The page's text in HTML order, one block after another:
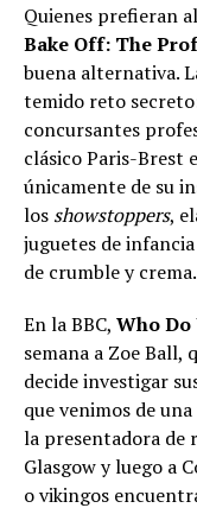
Quienes prefieran
Bake Off: The
buena alternativa.
temido reto
concursantes
clásico Paris-Brest
únicamente de su
los showstoppers,
juguetes de
de crumble y crema.
En la BBC, Who Do
semana a Zoe Ball,
decide investigar
que venimos de
la presentadora de
Glasgow y luego a
o vikingos